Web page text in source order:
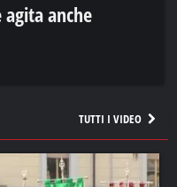
anche
TUTTI I VIDEO